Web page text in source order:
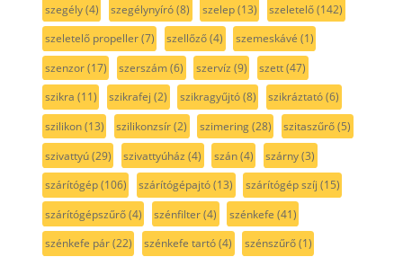
szegély(4) szegélynyíró(8) szelep(13) szeletelő(142)
szeletelő propeller(7) szellőző(4) szemeskávé (1)
szenzor(17) szerszám(6) szervíz (9) szett(47)
szikra (11) szikrafej (2) szikragyűjtó(8) szikráztató(6)
szilikon(13) szilikonzsír(2) szimering(28) szitaszűrő(5)
szivattyú(29) szivattyúház (4) szán(4) szárny(3)
szárítógép(106) szárítógépajtó(13) szárítógép szíj (15)
szárítógépszűrő(4) szénfilter(4) szénkefe (41)
szénkefe pár(22) szénkefe tartó(4) szénszűrő(1)